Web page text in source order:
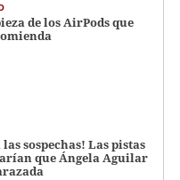
de los AirPods que
las sospechas! Las pistas
que Ángela Aguilar